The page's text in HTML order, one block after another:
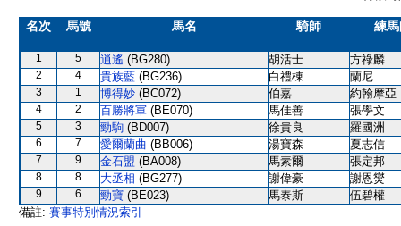
名次 馬號 馬名 騎師 練
1 5 逍遙 (BG280) 胡活士 方祿麟
2 4 貴族藍 (BG236) 白禮棟 蘭尼
3 1 博得妙 (BC072) 伯嘉 約翰摩亞
4 2 百勝將軍 (BE070) 馬佳善 張學文
5 3 勁駒 (BD007) 徐貴良 羅國洲
6 7 愛爾蘭曲 (BB006) 湯寶森 夏志信
7 9 金石盟 (BA008) 馬素爾 張定邦
8 8 大丞相 (BG277) 謝偉豪 謝恩爕
9 6 勁寶 (BE023) 馬泰斯
伍碧權
備註: 賽事特別情況索引